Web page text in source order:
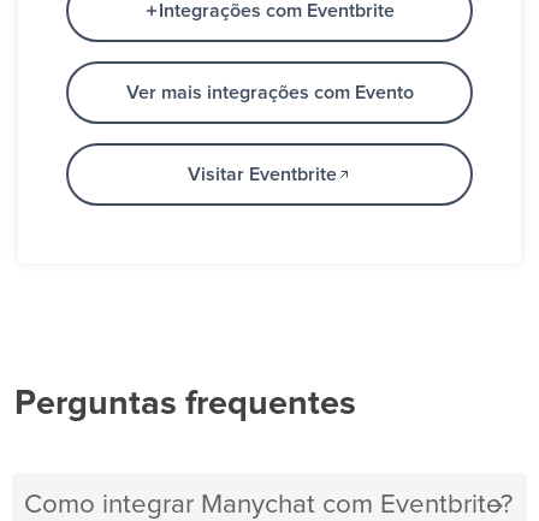
Integrações com Eventbrite
Ver mais integrações com Evento
Visitar Eventbrite
Perguntas frequentes
Como integrar Manychat com Eventbrite?